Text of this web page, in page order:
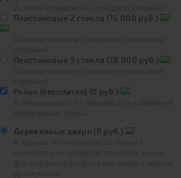
Пластиковые 2 стекла (15 000 руб.)
Пластиковые 3 стекла (18 000 руб.)
Ройки (бесплатно) (0 руб.)
Деревянные двери (0 руб.)